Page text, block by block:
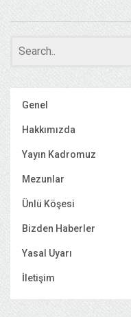
Genel
Hakkımızda
Yayın Kadromuz
Mezunlar
Ünlü Köşesi
Bizden Haberler
Yasal Uyarı
İletişim